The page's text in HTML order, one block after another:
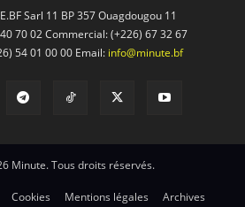
Sarl 11 BP 357 Ouagdougou 11
70 02 Commercial: (+226) 67 32 67
54 01 00 00 Email: info@minute.bf
Minute. Tous droits réservés.
Cookies Mentions légales Archives